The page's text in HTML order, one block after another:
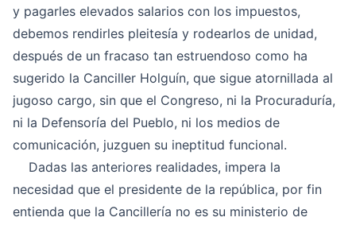
y pagarles elevados salarios con los impuestos,
debemos rendirles pleitesía y rodearlos de unidad,
después de un fracaso tan estruendoso como ha
sugerido la Canciller Holguín, que sigue atornillada al
jugoso cargo, sin que el Congreso, ni la Procuraduría,
ni la Defensoría del Pueblo, ni los medios de
comunicación, juzguen su ineptitud funcional.
Dadas las anteriores realidades, impera la
necesidad que el presidente de la república, por fin
entienda que la Cancillería no es su ministerio de